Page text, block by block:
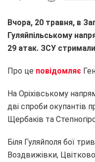
Вчора, 20 травня, в
Гуляйпільському
29 атак. ЗСУ
Про це повідомляє
На Оріхівському
дві спроби окупантів
Щербаків та
Біля Гуляйполя бої
Воздвижівки,